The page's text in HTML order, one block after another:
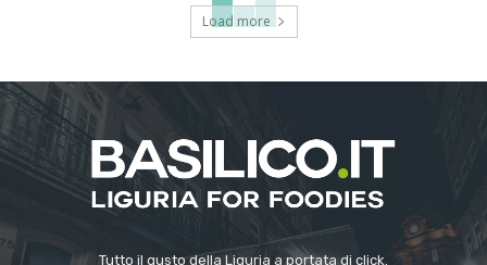
Load more
Tutto il gusto della Liguria a portata di click.